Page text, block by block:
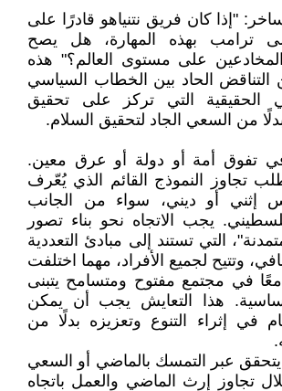
"إذا كان فريق نتنياهو قادرًا على
ترامب بهذه المهارة، هل يصح
المخادعين على مستوى العالم؟" هذه
التناقض الحاد بين الخطاب السياسي
الحقيقية التي تركز على تحقيق
من السعي الجاد لتحقيق السلام.
تفوق أمة أو دولة أو عرق معين.
تجاوز النموذج القائم الذي يُعّرف
إثني أو ديني، سواء من الجانب
يجب الاتجاه نحو بناء تصور
التي تستند إلى مبادئ التعددية
وتتيح لجميع الأفراد، مهما اختلفت
معًا في مجتمع مفتوح ومتسامح يتبنى
هذا التعايش يجب أن يمكن
في إثراء التنوع وتعزيزه بدلًا من
يتحقق عبر التمسك بالماضي أو السعي
تجاوز إرث الماضي والعمل باتجاه